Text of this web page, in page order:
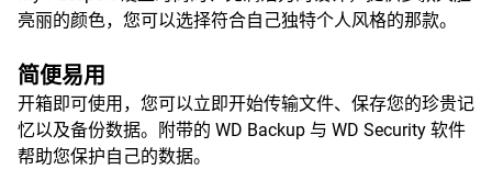
亮丽的颜色，您可以选择符合自己独特个人风格的那款。
简便易用
开箱即可使用，您可以立即开始传输文件、保存您的珍贵记
忆以及备份数据。附带的 WD Backup 与 WD Security 软件
帮助您保护自己的数据。